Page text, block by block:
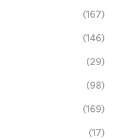
(167)
(146)
(29)
(98)
(169)
(17)